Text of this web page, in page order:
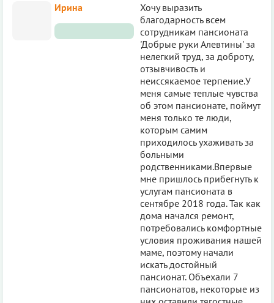
Ирина
Хочу выразить
благодарность всем
сотрудникам пансионата
'Добрые руки Алевтины' за
нелегкий труд, за доброту,
отзывчивость и
неиссякаемое терпение.У
меня самые теплые чувства
об этом пансионате, поймут
меня только те люди,
которым самим
приходилось ухаживать за
больными
родственниками.Впервые
мне пришлось прибегнуть к
услугам пансионата в
сентябре 2018 года. Так как
дома начался ремонт,
потребовались комфортные
условия проживания нашей
маме, поэтому начали
искать достойный
пансионат. Объехали 7
пансионатов, некоторые из